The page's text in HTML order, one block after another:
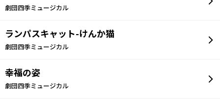
劇団四季ミュージカル
ランパスキャット-けんか猫
劇団四季ミュージカル
幸福の姿
劇団四季ミュージカル